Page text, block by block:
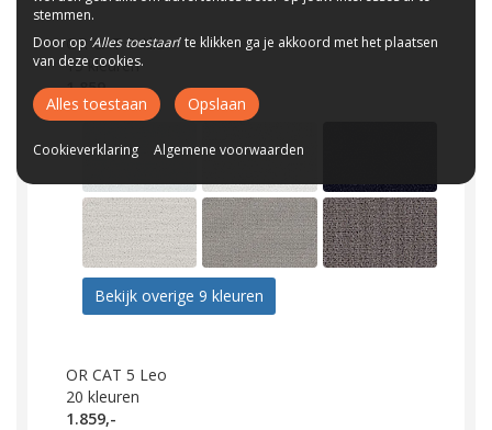
OR CAT 5 Alia
15 kleuren
1.859,-
Bekijk overige 9 kleuren
OR CAT 5 Leo
20 kleuren
1.859,-
stemmen.
Door op ‘Alles toestaan’ te klikken ga je akkoord met het plaatsen
van deze cookies.
Alles toestaan Opslaan
Cookieverklaring Algemene voorwaarden